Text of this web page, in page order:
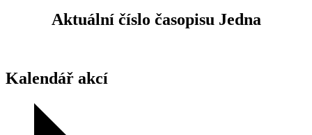
Aktuální číslo časopisu Jedna
Kalendář akcí